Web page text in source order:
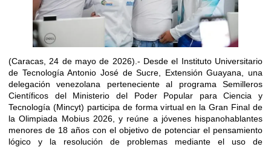
(Caracas, 24 de mayo de 2026).- Desde el Instituto Universitario
de Tecnología Antonio José de Sucre, Extensión Guayana, una
delegación venezolana perteneciente al programa Semilleros
Científicos del Ministerio del Poder Popular para Ciencia y
Tecnología (Mincyt) participa de forma virtual en la Gran Final de
la Olimpiada Mobius 2026, y reúne a jóvenes hispanohablantes
menores de 18 años con el objetivo de potenciar el pensamiento
lógico y la resolución de problemas mediante el uso de